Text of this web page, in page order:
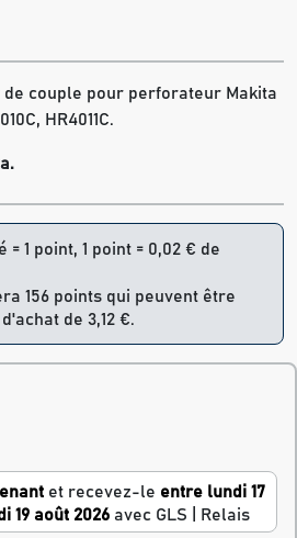
couple pour perforateur Makita
HR4011C.
= 1 point, 1 point = 0,02 € de
156 points qui peuvent être
de 3,12 €.
et recevez-le entre lundi 17
19 août 2026 avec GLS | Relais